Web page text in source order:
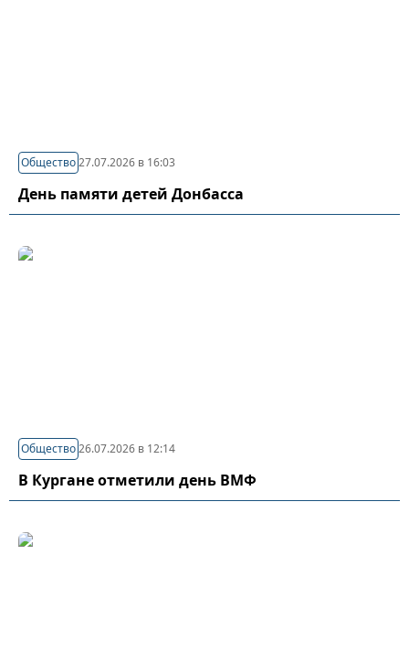
Общество27.07.2026 в 16:03
День памяти детей Донбасса
Общество26.07.2026 в 12:14
В Кургане отметили день ВМФ